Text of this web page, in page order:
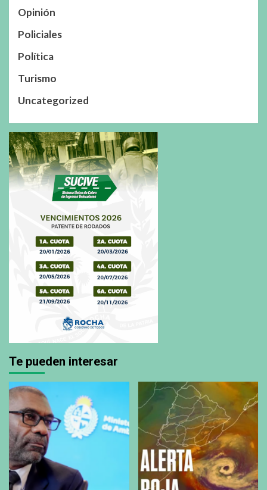
Opinión
Policiales
Política
Turismo
Uncategorized
Te pueden interesar